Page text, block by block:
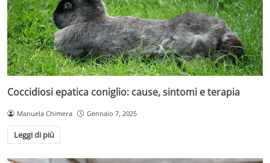
Coccidiosi epatica coniglio: cause, sintomi e terapia
Manuela Chimera Gennaio 7, 2025
Leggi di più